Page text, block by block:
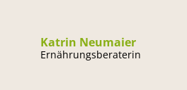
Katrin Neumaier
Ernährungsberaterin